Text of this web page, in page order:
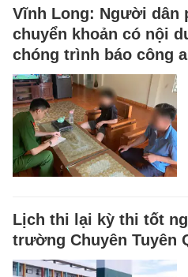
Vĩnh Long: Người dân
chuyển khoản có nội
chóng trình báo công
Lịch thi lại kỳ thi tốt
trường Chuyên Tuyên